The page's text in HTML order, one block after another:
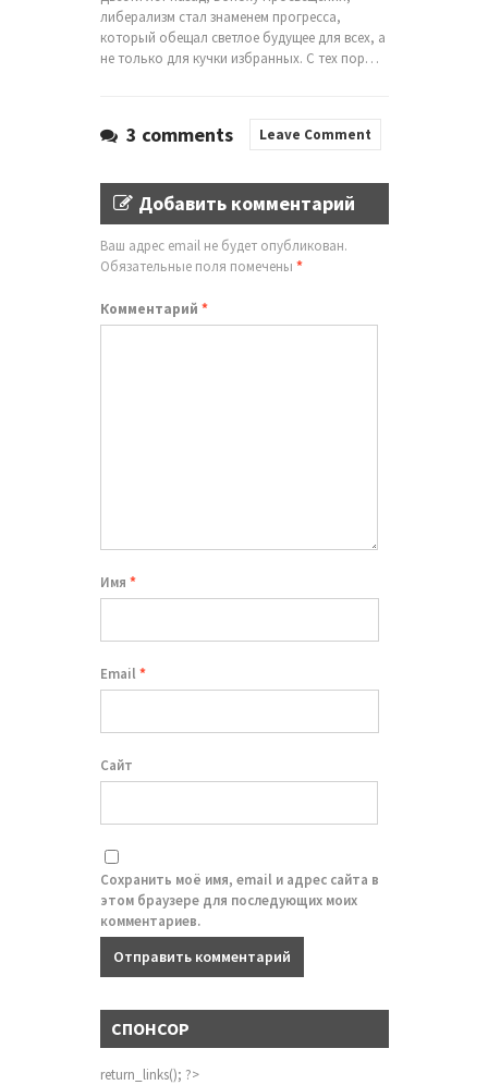
либерализм стал знаменем прогресса,
который обещал светлое будущее для всех, а
не только для кучки избранных. С тех пор…
3 comments Leave Comment
Добавить комментарий
Ваш адрес email не будет опубликован.
Обязательные поля помечены *
Комментарий *
Имя *
Email*
Сайт
Сохранить моё имя, email и адрес сайта в
этом браузере для последующих моих
комментариев.
СПОНСОР
return_links(); ?>